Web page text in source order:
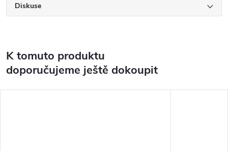
Diskuse
K tomuto produktu
doporučujeme ještě dokoupit